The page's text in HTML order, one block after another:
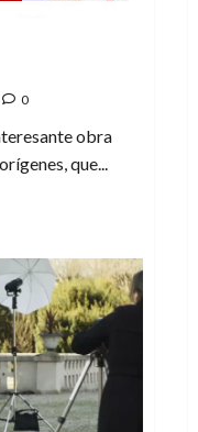
0
obra
que...